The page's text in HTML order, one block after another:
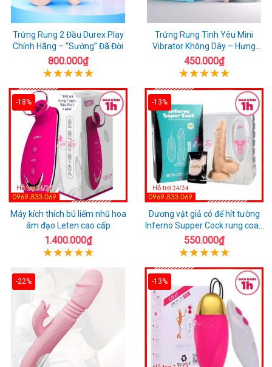
Trứng Rung 2 Đầu Durex Play
Chính Hãng – “Sướng” Đã Đời
800.000₫
Trứng Rung Tình Yêu Mini
Vibrator Không Dây – Hưng
Phấn Mọi Nơi
450.000₫
-18%
Máy kích thích bú liếm nhũ hoa
âm đạo Leten cao cấp
1.400.000₫
-13%
Dương vật giả có đế hít tường
Inferno Supper Cock rung coay
7 chế độ
550.000₫
-22% -13%